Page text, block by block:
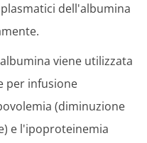
dell'albumina
viene utilizzata
per infusione
(diminuzione
e l'ipoproteinemia